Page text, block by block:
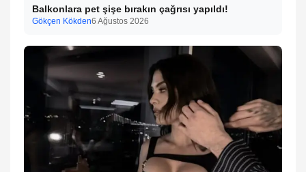
Balkonlara pet şişe bırakın çağrısı yapıldı!
Gökçen Kökden6 Ağustos 2026